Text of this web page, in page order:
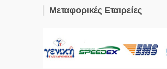
Μεταφορικές Εταιρείες